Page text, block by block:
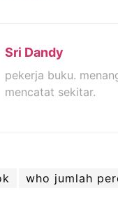
Sri Dandy
pekerja buku.
mencatat sekitar.
who jumlah